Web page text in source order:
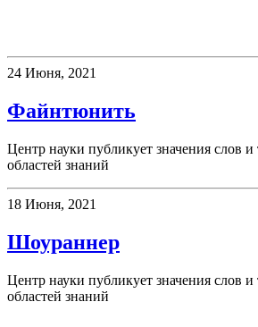
24 Июня, 2021
Файнтюнить
Центр науки публикует значения слов
областей знаний
18 Июня, 2021
Шоураннер
Центр науки публикует значения слов
областей знаний